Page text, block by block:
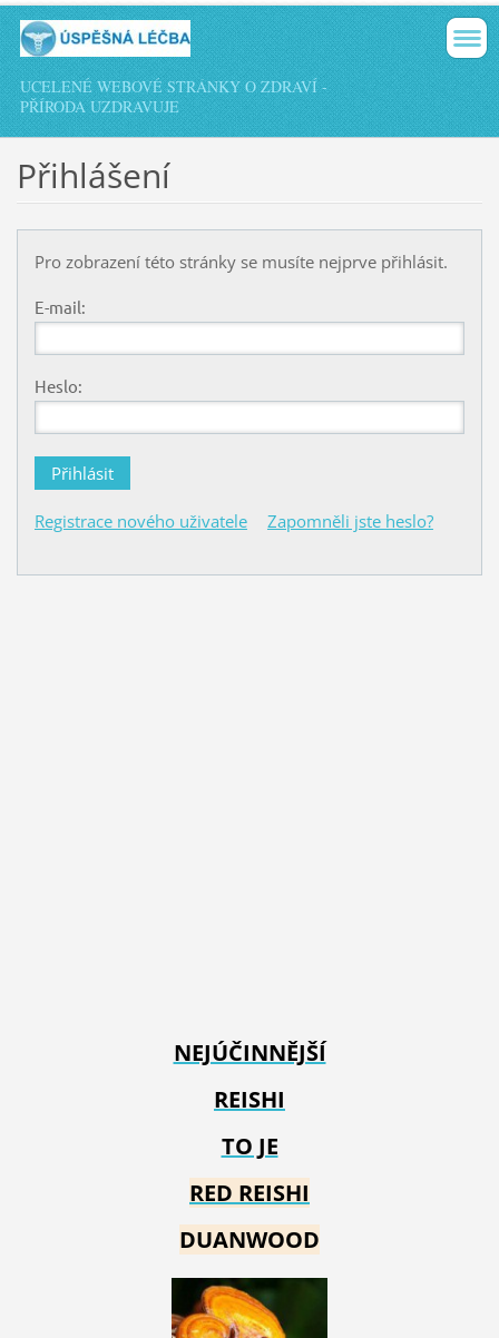
UCELENÉ WEBOVÉ STRÁNKY O ZDRAVÍ -
PŘÍRODA UZDRAVUJE
Přihlášení
Pro zobrazení této stránky se musíte nejprve přihlásit.
E-mail:
Heslo:
Registrace nového uživatele Zapomněli jste heslo?
NEJÚČINNĚJŠÍ
REISHI
TO JE
RED REISHI
DUANWOOD